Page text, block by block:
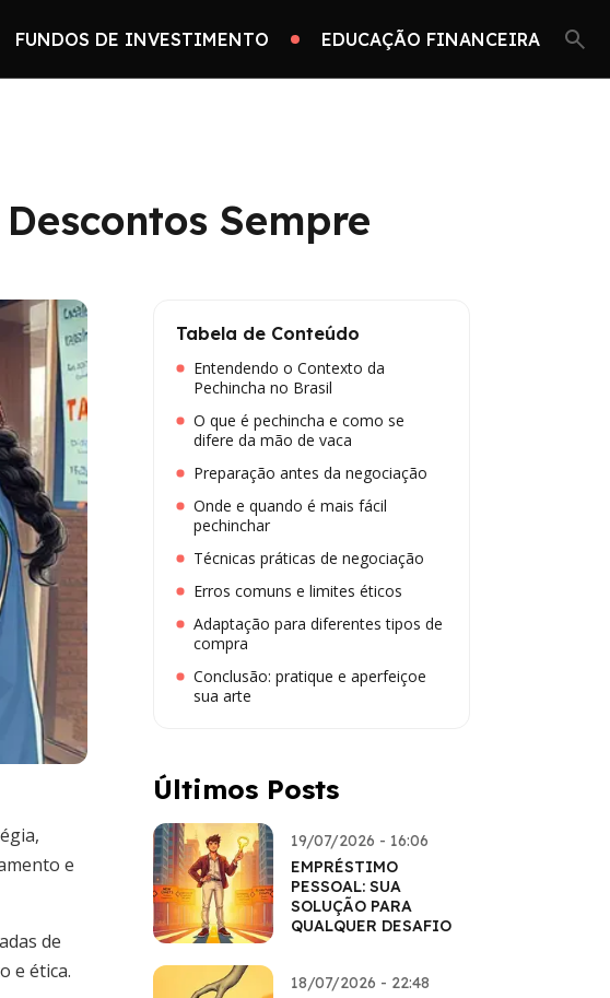
FUNDOS DE INVESTIMENTO EDUCAÇÃO FINANCEIRA
Sempre
e
de
e ética.
Tabela de Conteúdo
Entendendo o Contexto da
Pechincha no Brasil
O que é pechincha e como se
difere da mão de vaca
Preparação antes da negociação
Onde e quando é mais fácil
pechinchar
Técnicas práticas de negociação
Erros comuns e limites éticos
Adaptação para diferentes tipos de
compra
Conclusão: pratique e aperfeiçoe
sua arte
Últimos Posts
19/07/2026 - 16:06
EMPRÉSTIMO
PESSOAL: SUA
SOLUÇÃO PARA
QUALQUER DESAFIO
18/07/2026 - 22:48